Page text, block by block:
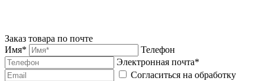
Заказ товара по почте
Имя*
Телефон
Электронная почта*
Согласиться на обработку